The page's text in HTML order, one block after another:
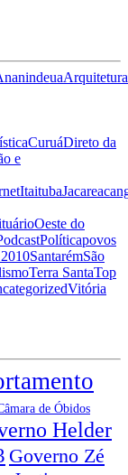
Arquitetura
CuruáDireto da
e
Itaituba
Oeste do
Políticapovos
SantarémSão
Terra SantaTop
Vitória
de Óbidos
Helder
Governo Zé